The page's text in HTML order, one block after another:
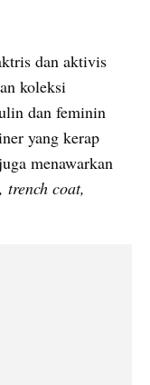
dan aktivis
koleksi
dan feminin
yang kerap
menawarkan